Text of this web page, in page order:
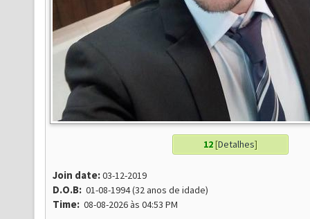
12[Detalhes]
Join date:03-12-2019
D.O.B: 01-08-1994 (32 anos de idade)
Time: 08-08-2026 às 04:53 PM